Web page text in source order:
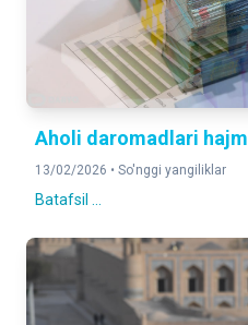
Aholi daromadlari
13/02/2026 • So'nggi yangiliklar
Batafsil ...